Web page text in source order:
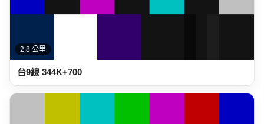
2.8 公里
台9線 344K+700